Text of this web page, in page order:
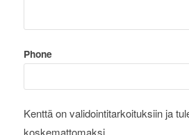
Phone
Kenttä on validointitarkoituksiin ja
koskemattomaksi.